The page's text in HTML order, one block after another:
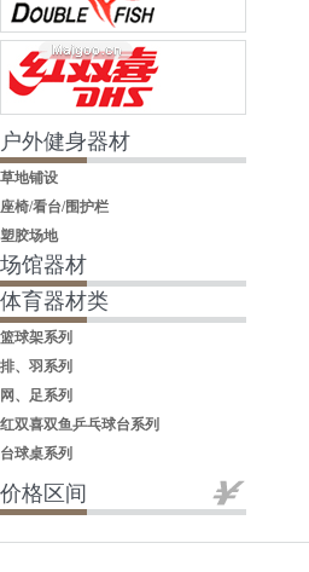
户外健身器材
草地铺设
座椅/看台/围护栏
塑胶场地
场馆器材
体育器材类
篮球架系列
排、羽系列
网、足系列
红双喜双鱼乒乓球台系列
台球桌系列
价格区间